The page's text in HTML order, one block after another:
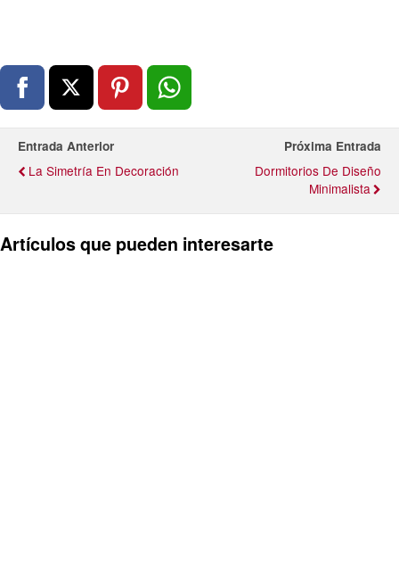
Entrada Anterior
La Simetría En Decoración
Próxima Entrada
Dormitorios De Diseño
Minimalista
Artículos que pueden interesarte